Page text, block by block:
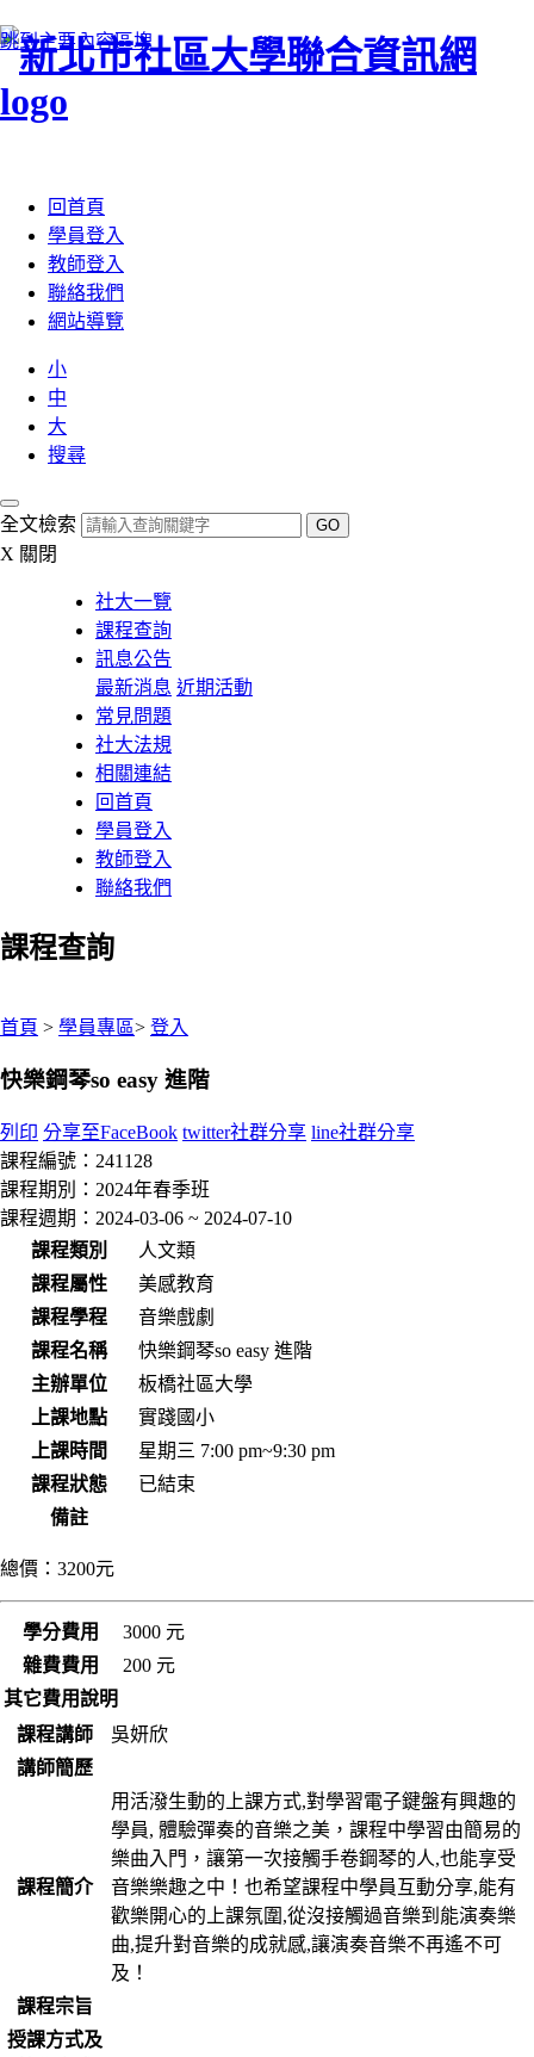
跳到主要內容區塊
回首頁
學員登入
教師登入
聯絡我們
網站導覽
小
中
大
搜尋
全文檢索 GO
X 關閉
社大一覽
課程查詢
訊息公告
最新消息 近期活動
常見問題
社大法規
相關連結
回首頁
學員登入
教師登入
聯絡我們
課程查詢
首頁 > 學員專區> 登入
快樂鋼琴so easy 進階
列印 分享至FaceBook twitter社群分享 line社群分享
課程編號： 241128
課程期別： 2024年春季班
課程週期： 2024-03-06 ~ 2024-07-10
課程類別
人文類
課程屬性
美感教育
課程學程
音樂戲劇
課程名稱
快樂鋼琴so easy 進階
主辦單位
板橋社區大學
上課地點
實踐國小
上課時間
星期三 7:00 pm~9:30 pm
課程狀態
已結束
備註
總價： 3200元
學分費用
3000 元
雜費費用
200 元
其它費用說明
課程講師
吳妍欣
講師簡歷
課程簡介
用活潑生動的上課方式,對學習電子鍵盤有興趣的
學員, 體驗彈奏的音樂之美，課程中學習由簡易的
樂曲入門，讓第一次接觸手卷鋼琴的人,也能享受
音樂樂趣之中！也希望課程中學員互動分享,能有
歡樂開心的上課氛圍,從沒接觸過音樂到能演奏樂
曲,提升對音樂的成就感,讓演奏音樂不再遙不可
及！
課程宗旨
授課方式及